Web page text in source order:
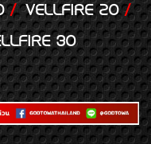
/VELLFIRE 20/
30